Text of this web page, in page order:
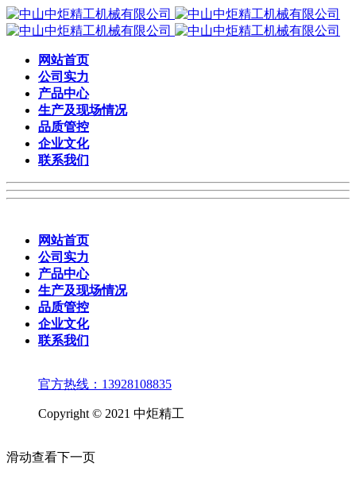
网站首页
公司实力
产品中心
生产及现场情况
品质管控
企业文化
联系我们
网站首页
公司实力
产品中心
生产及现场情况
品质管控
企业文化
联系我们
官方热线：13928108835
Copyright © 2021 中炬精工
滑动查看下一页